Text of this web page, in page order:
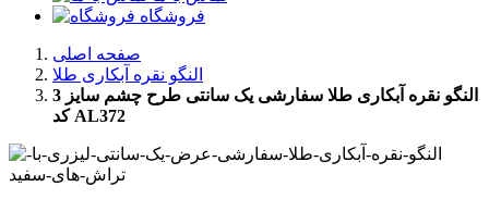
فروشگاه
صفحه اصلی
النگو نقره آبکاری طلا
النگو نقره آبکاری طلا سفارشی یک سانتی طرح چشم سایز 3
کد AL372